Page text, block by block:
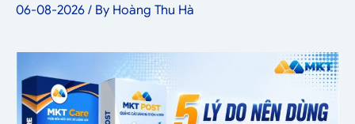
06-08-2026 / By Hoàng Thu Hà